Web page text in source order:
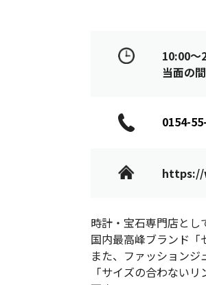
10:00～
当面の
0154-
https://
時計・宝石専門店とし
国内最高峰ブランド「
また、ファッション
「サイズの合わない